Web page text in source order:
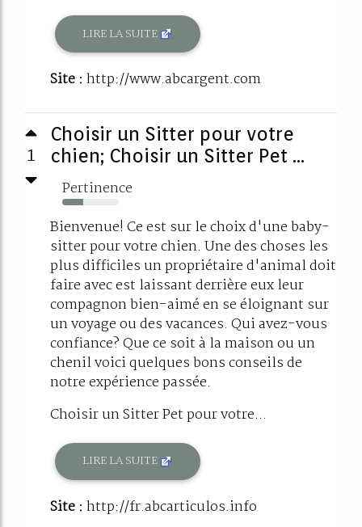
LIRE LA SUITE
Site : http://www.abcargent.com
1
Choisir un Sitter pour votre
chien; Choisir un Sitter Pet ...
Pertinence
37%
Bienvenue! Ce est sur le choix d'une baby-
sitter pour votre chien. Une des choses les
plus difficiles un propriétaire d'animal doit
faire avec est laissant derrière eux leur
compagnon bien-aimé en se éloignant sur
un voyage ou des vacances. Qui avez-vous
confiance? Que ce soit à la maison ou un
chenil voici quelques bons conseils de
notre expérience passée.
Choisir un Sitter Pet pour votre...
LIRE LA SUITE
Site : http://fr.abcarticulos.info